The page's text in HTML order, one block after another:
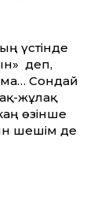
үстінде
деп,
Сондай
жұлақ
өзінше
шешім де